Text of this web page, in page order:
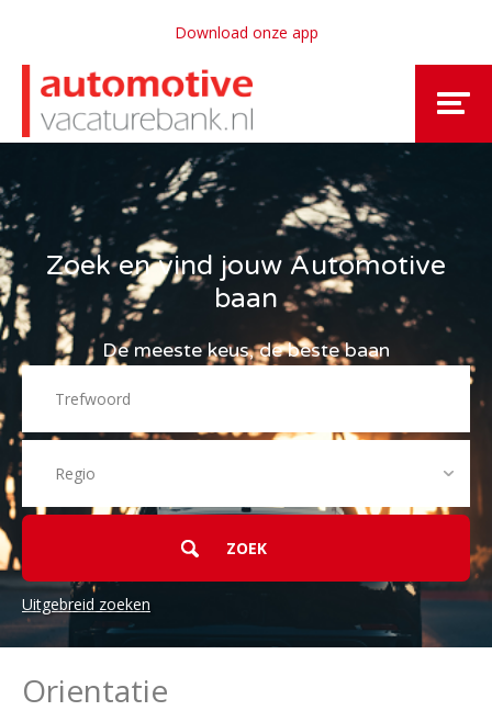
Download onze app
Zoek en vind jouw Automotive
baan
De meeste keus, de beste baan
Uitgebreid zoeken
Orientatie